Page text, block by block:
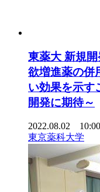
東薬大 新規
欲増進薬の併
い効果を示す
開発に期待～
2022.08.02 10:00
東京薬科大学